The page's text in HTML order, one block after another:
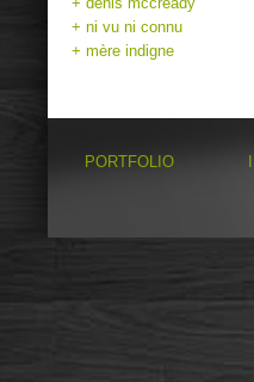
+ ni vu ni connu
+ mère indigne
PORTFOLIO